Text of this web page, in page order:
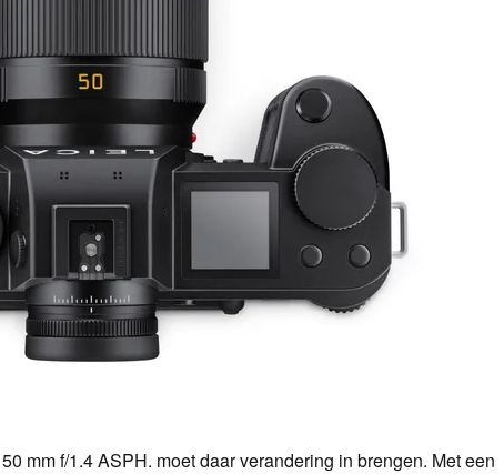
mm f/1.4 ASPH. moet daar verandering in brengen. Met een